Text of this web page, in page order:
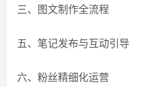
三、图文制作全流程
五、笔记发布与互动引导
六、粉丝精细化运营